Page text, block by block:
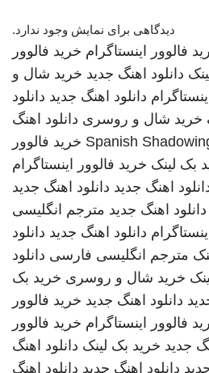
دیدگاهی برای نمایش وجود ندارد.
فالوور اینستاگرام خرید فالوور
دانلود اهنگ جدید خرید شال و
دانلود اهنگ جدید دانلود
خرید شال و روسری دانلود اهنگ
Spanish خرید فالوور
بک لینک خرید فالوور اینستاگرام
اهنگ جدید دانلود اهنگ جدید
دانلود اهنگ جدید مترجم انگلیسی
دانلود اهنگ جدید دانلود
مترجم انگلیسی فارسی دانلود
خرید شال و روسری خرید بک
دانلود اهنگ جدید خرید فالوور
فالوور اینستاگرام خرید فالوور
جدید خرید بک لینک دانلود اهنگ
دانلود اهنگ جدید دانلود اهنگ